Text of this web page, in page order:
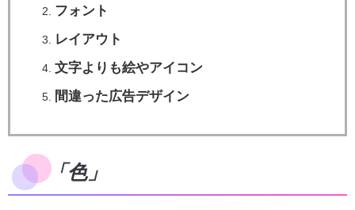
フォント
レイアウト
文字よりも絵やアイコン
間違った広告デザイン
「色」